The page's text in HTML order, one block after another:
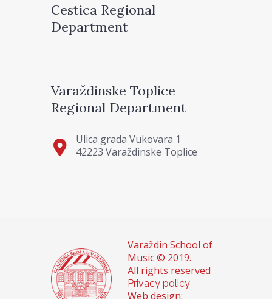
Cestica Regional
Department
Varaždinske Toplice
Regional Department
Ulica grada Vukovara 1
42223 Varaždinske Toplice
Varaždin School of
Music © 2019.
All rights reserved
Privacy policy
Web design: